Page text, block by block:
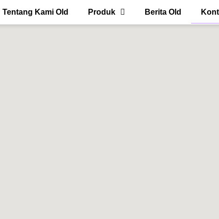
Tentang Kami Old Produk Berita Old